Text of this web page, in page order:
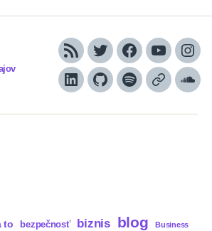
RSS TwitterFacebook
YouTube
LinkedInGitHubSpotifyApple
to bezpečnosť biznis blog Business